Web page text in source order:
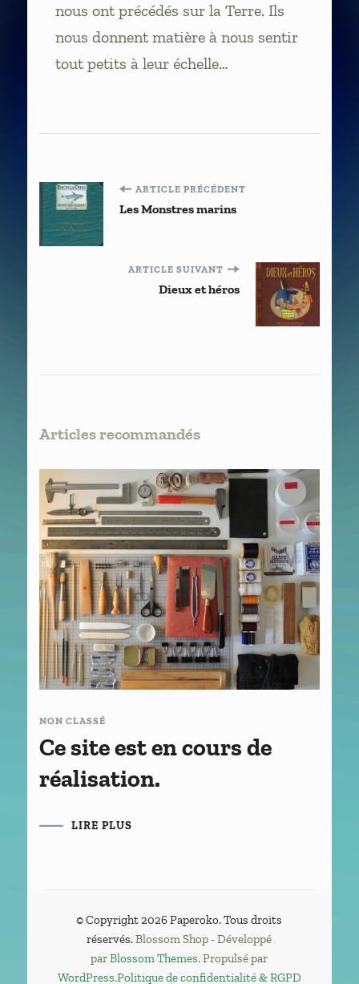
nous ont précédés sur la Terre. Ils
nous donnent matière à nous sentir
tout petits à leur échelle…
Navigation
d'article
ARTICLE PRÉCÉDENT
Les Monstres marins
ARTICLE SUIVANT
Dieux et héros
Articles recommandés
NON CLASSÉ
Ce site est en cours de
réalisation.
LIRE PLUS
© Copyright 2026Paperoko. Tous droits
réservés.Blossom Shop - Développé
parBlossom Themes. Propulsé par
WordPress.Politique de confidentialité & RGPD